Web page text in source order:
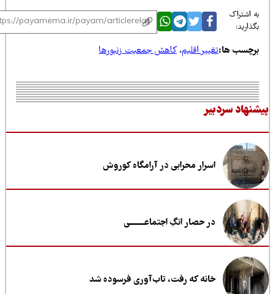
اشتراک
ها:تغییر اقلیم،کاهش جمعیت زنبورها
سردبیر
اسرار محرابی در آرامگاه کوروش
در حصار انگِ اجتماعــــــــی
خانه که رفت، تاب‌آوری فرسوده شد